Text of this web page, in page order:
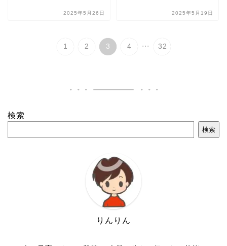
2025年5月26日 2025年5月19日
1 2 3 4 ... 32
検索
検索
りんりん